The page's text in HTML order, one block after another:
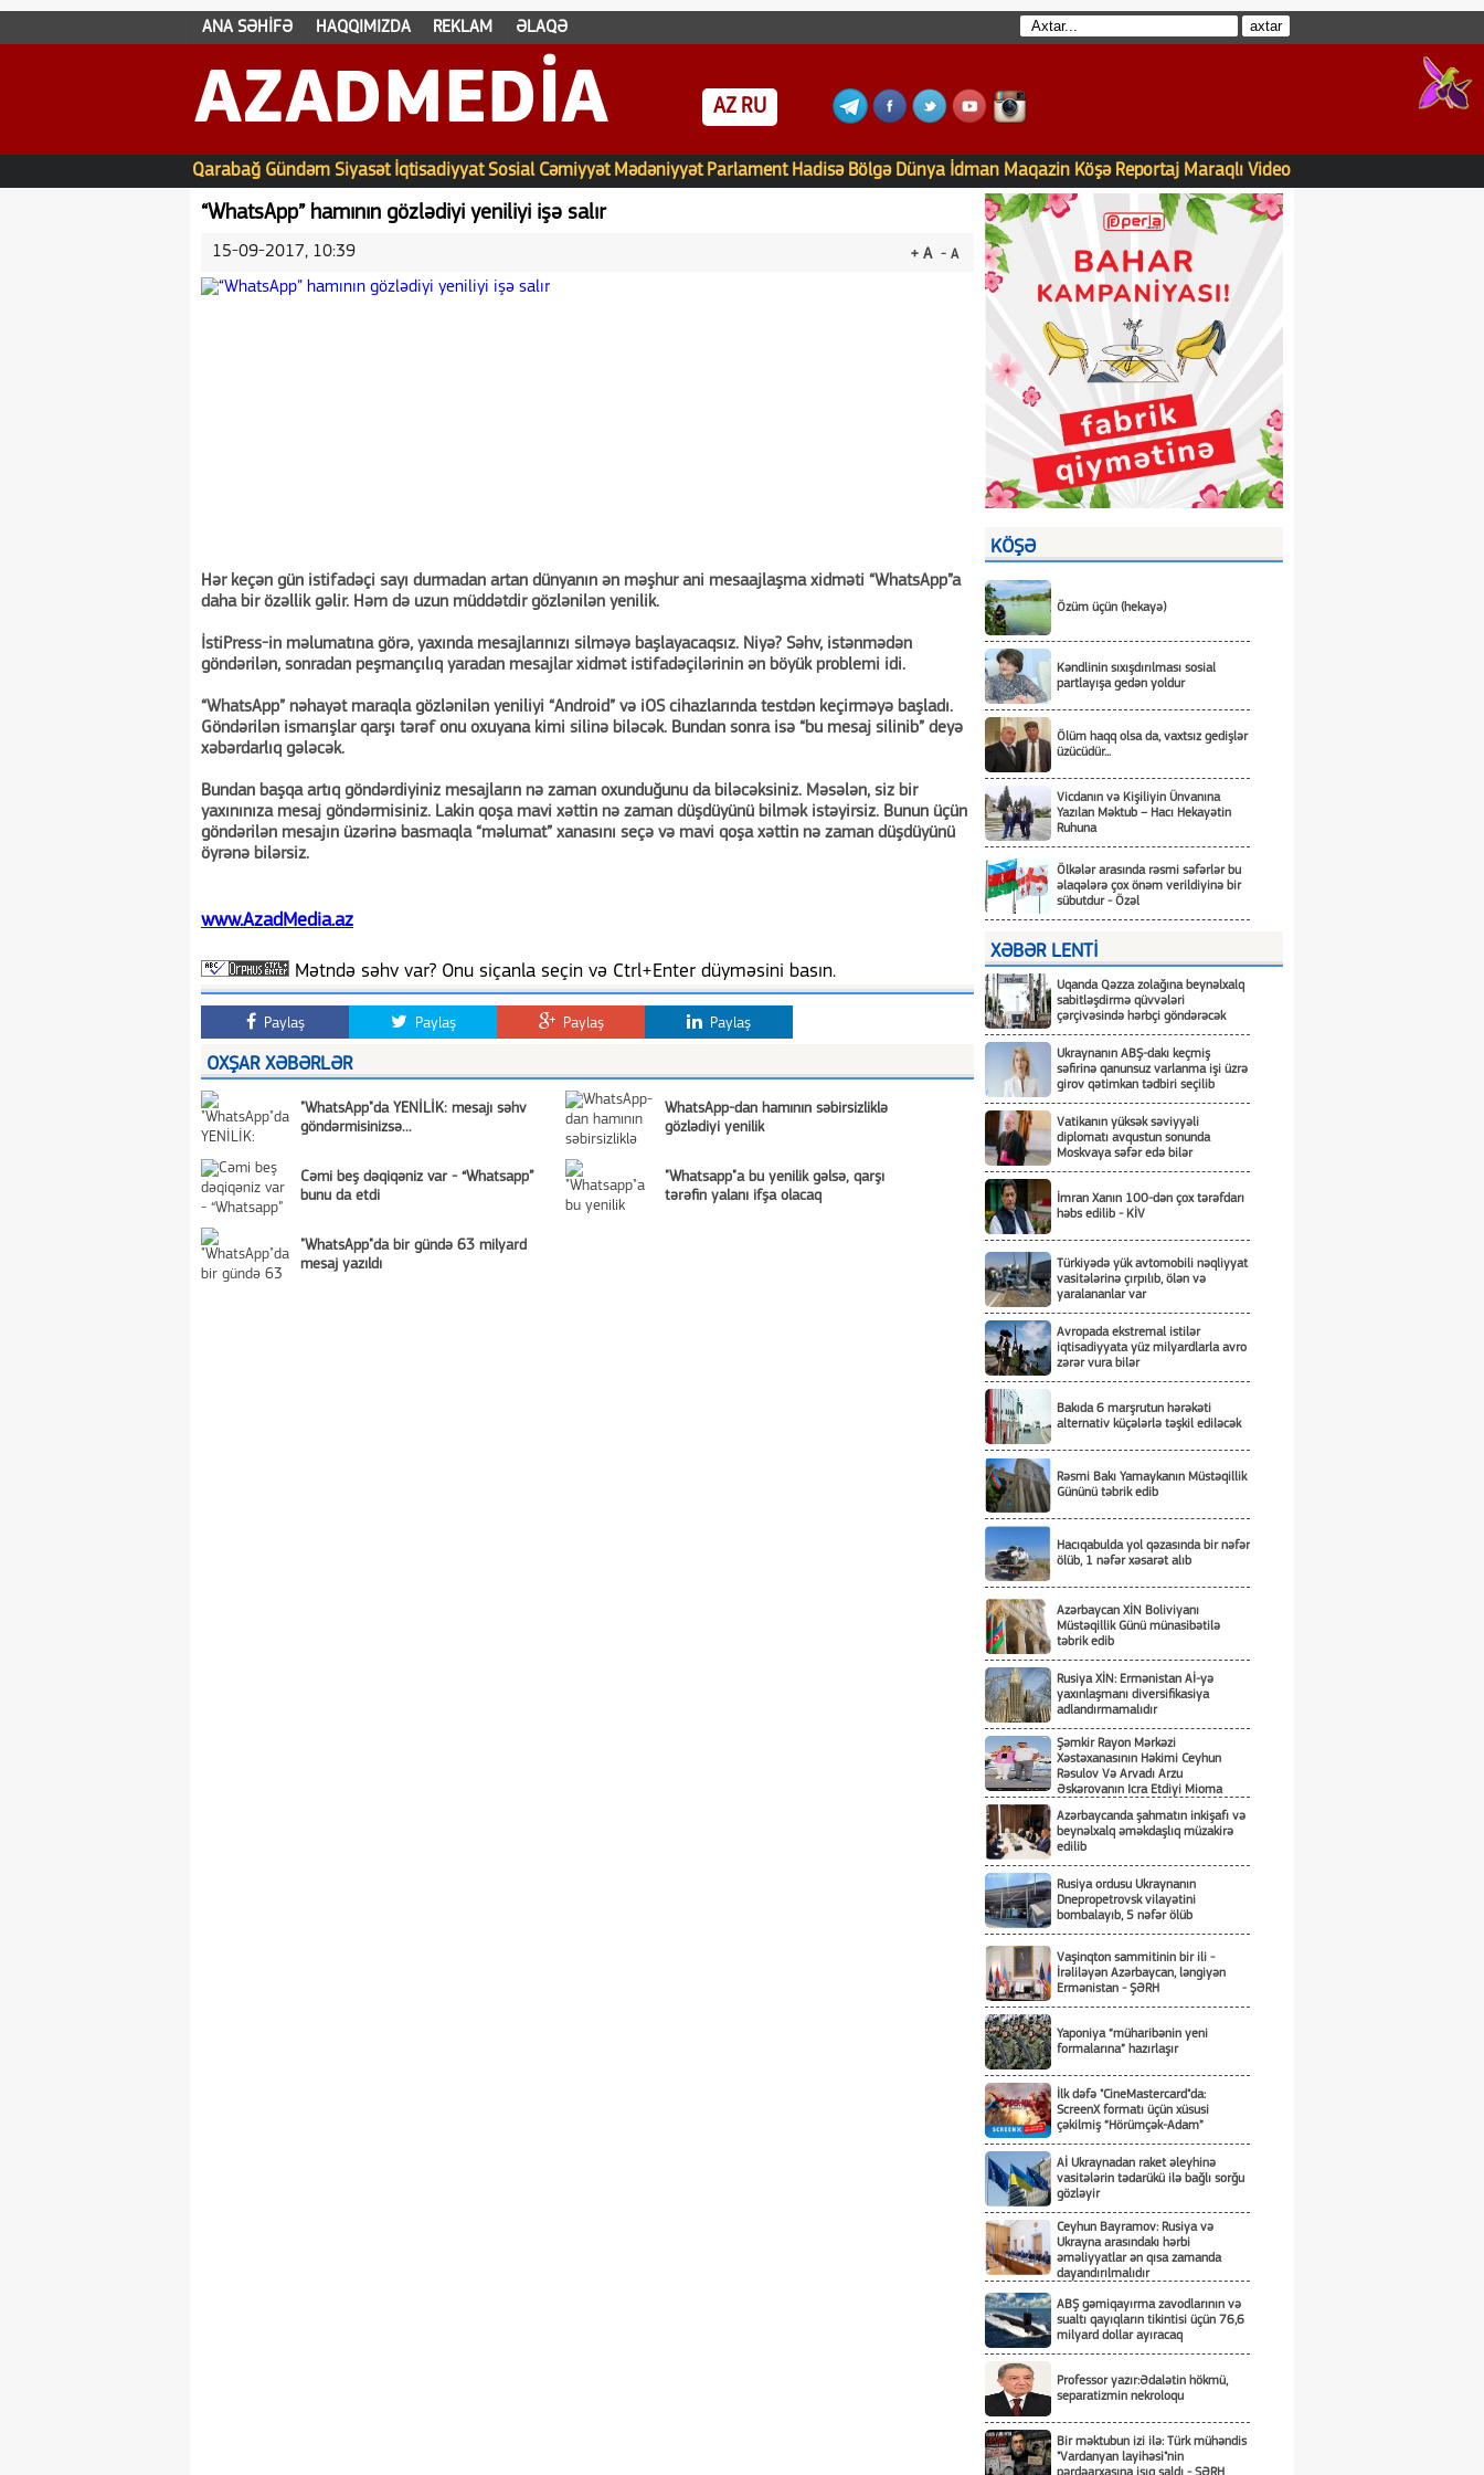
ANA SƏHİFƏ HAQQIMIZDA REKLAM ƏLAQƏ
AZADMEDIA AZ RU
Qarabağ Gündəm Siyasət İqtisadiyyat Sosial Cəmiyyət Mədəniyyət Parlament Hadisə Bölgə Dünya İdman Maqazin Köşə Reportaj Maraqlı Video
“WhatsApp” hamının gözlədiyi yeniliyi işə salır
+ A - A
15-09-2017, 10:39
Hər keçən gün istifadəçi sayı durmadan artan dünyanın ən məşhur ani mesaajlaşma xidməti “WhatsApp”a
daha bir özəllik gəlir. Həm də uzun müddətdir gözlənilən yenilik.
İstiPress-in məlumatına görə, yaxında mesajlarınızı silməyə başlayacaqsız. Niyə? Səhv, istənmədən
göndərilən, sonradan peşmançılıq yaradan mesajlar xidmət istifadəçilərinin ən böyük problemi idi.
“WhatsApp” nəhayət maraqla gözlənilən yeniliyi “Android” və iOS cihazlarında testdən keçirməyə başladı.
Göndərilən ismarışlar qarşı tərəf onu oxuyana kimi silinə biləcək. Bundan sonra isə “bu mesaj silinib” deyə
xəbərdarlıq gələcək.
Bundan başqa artıq göndərdiyiniz mesajların nə zaman oxunduğunu da biləcəksiniz. Məsələn, siz bir
yaxınınıza mesaj göndərmisiniz. Lakin qoşa mavi xəttin nə zaman düşdüyünü bilmək istəyirsiz. Bunun üçün
göndərilən mesajın üzərinə basmaqla “məlumat” xanasını seçə və mavi qoşa xəttin nə zaman düşdüyünü
öyrənə bilərsiz.
www.AzadMedia.az
Mətndə səhv var? Onu siçanla seçin və Ctrl+Enter düyməsini basın.
Paylaş Paylaş Paylaş Paylaş
OXŞAR XƏBƏRLƏR
"WhatsApp"da YENİLİK: mesajı səhv
göndərmisinizsə...
WhatsApp-dan hamının səbirsizliklə
gözlədiyi yenilik
Cəmi beş dəqiqəniz var - “Whatsapp”
bunu da etdi
"Whatsapp"a bu yenilik gəlsə, qarşı
tərəfin yalanı ifşa olacaq
"WhatsApp"da bir gündə 63 milyard
mesaj yazıldı
KÖŞƏ
Özüm üçün (hekayə)
Kəndlinin sıxışdırılması sosial
partlayışa gedən yoldur
Ölüm haqq olsa da, vaxtsız gedişlər
üzücüdür...
Vicdanın və Kişiliyin Ünvanına
Yazılan Məktub – Hacı Hekayətin
Ruhuna
Ölkələr arasında rəsmi səfərlər bu
əlaqələrə çox önəm verildiyinə bir
sübutdur - Özəl
XƏBƏR LENTİ
Uqanda Qəzza zolağına beynəlxalq
sabitləşdirmə qüvvələri
çərçivəsində hərbçi göndərəcək
Ukraynanın ABŞ-dakı keçmiş
səfirinə qanunsuz varlanma işi üzrə
girov qətimkan tədbiri seçilib
Vatikanın yüksək səviyyəli
diplomatı avqustun sonunda
Moskvaya səfər edə bilər
İmran Xanın 100-dən çox tərəfdarı
həbs edilib - KİV
Türkiyədə yük avtomobili nəqliyyat
vasitələrinə çırpılıb, ölən və
yaralananlar var
Avropada ekstremal istilər
iqtisadiyyata yüz milyardlarla avro
zərər vura bilər
Bakıda 6 marşrutun hərəkəti
alternativ küçələrlə təşkil ediləcək
Rəsmi Bakı Yamaykanın Müstəqillik
Gününü təbrik edib
Hacıqabulda yol qəzasında bir nəfər
ölüb, 1 nəfər xəsarət alıb
Azərbaycan XİN Boliviyanı
Müstəqillik Günü münasibətilə
təbrik edib
Rusiya XİN: Ermənistan Aİ-yə
yaxınlaşmanı diversifikasiya
adlandırmamalıdır
Şəmkir Rayon Mərkəzi
Xəstəxanasının Həkimi Ceyhun
Rəsulov Və Arvadı Arzu
Əskərovanın Icra Etdiyi Mioma
Ölümü Ilə Bağlı Şəmkir Rayon
Prokrurluğunda Araşdırma Aparılır
Azərbaycanda şahmatın inkişafı və
beynəlxalq əməkdaşlıq müzakirə
edilib
Rusiya ordusu Ukraynanın
Dnepropetrovsk vilayətini
bombalayıb, 5 nəfər ölüb
Vaşinqton sammitinin bir ili -
İrəliləyən Azərbaycan, ləngiyən
Ermənistan - ŞƏRH
Yaponiya “müharibənin yeni
formalarına” hazırlaşır
İlk dəfə "CineMastercard"da:
ScreenX formatı üçün xüsusi
çəkilmiş “Hörümçək-Adam”
Aİ Ukraynadan raket əleyhinə
vasitələrin tədarükü ilə bağlı sorğu
gözləyir
Ceyhun Bayramov: Rusiya və
Ukrayna arasındakı hərbi
əməliyyatlar ən qısa zamanda
dayandırılmalıdır
ABŞ gəmiqayırma zavodlarının və
sualtı qayıqların tikintisi üçün 76,6
milyard dollar ayıracaq
Professor yazır:Ədalətin hökmü,
separatizmin nekroloqu
Bir məktubun izi ilə: Türk mühəndis
"Vardanyan layihəsi"nin